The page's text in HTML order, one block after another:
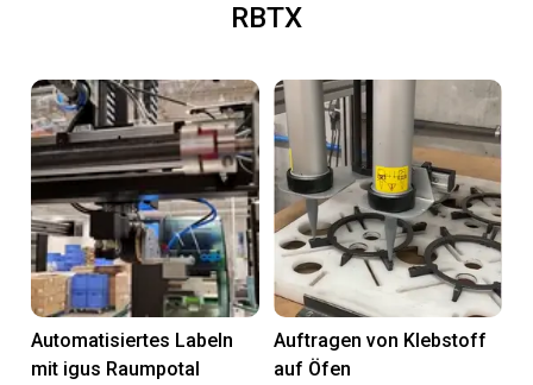
RBTX
Automatisiertes Labeln
mit igus Raumpotal
Auftragen von Klebstoff
auf Öfen